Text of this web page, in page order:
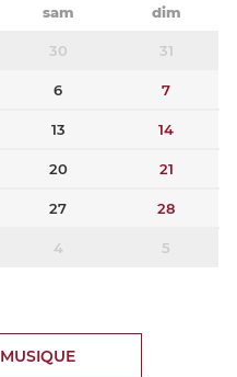
sam dim
30 31
6 7
13 14
20 21
27 28
4 5
MUSIQUE